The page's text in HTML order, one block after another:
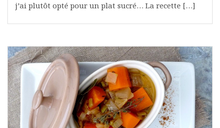
j’ai plutôt opté pour un plat sucré… La recette […]